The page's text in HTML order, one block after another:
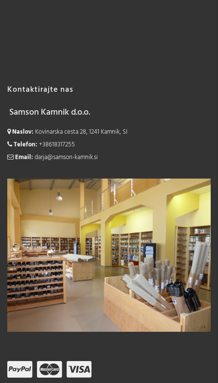
Kontaktirajte nas
Samson Kamnik d.o.o.
Naslov: Kovinarska cesta 28, 1241 Kamnik, SI
Telefon:+38618317255
Email:darja@samson-kamnik.si